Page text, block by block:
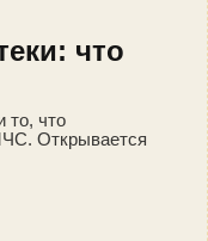
что
то, что
Открывается